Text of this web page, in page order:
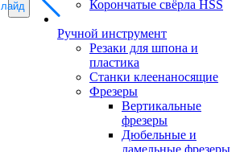
Корончатые свёрла HSS
Ручной инструмент
Резаки для шпона и
пластика
Станки клеенаносящие
Фрезеры
Вертикальные
фрезеры
Дюбельные и
ламельные фрезеры